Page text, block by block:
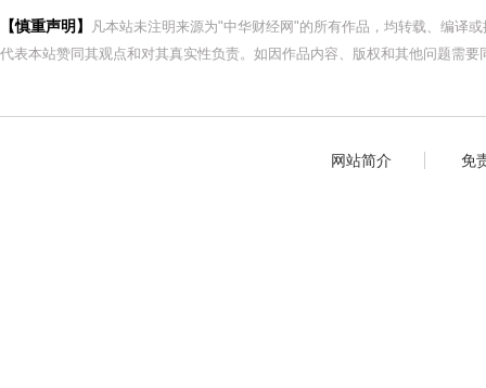
【慎重声明】
凡本站未注明来源为"中华财经网"的所有作品，均转载、编译
代表本站赞同其观点和对其真实性负责。如因作品内容、版权和其他问题需
网站简介 免